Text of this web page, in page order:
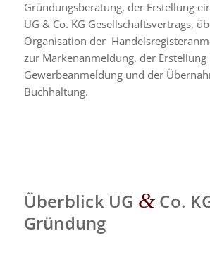
Gründungsberatung, der Erstellung
UG & Co. KG Gesellschaftsvertrags,
Organisation der
zur Markenanmeldung, der Erstellung
Gewerbeanmeldung und der
Buchhaltung.
Überblick UG & Co.
Gründung